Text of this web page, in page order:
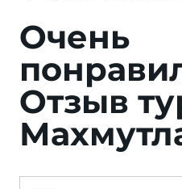
Очень
Отзыв